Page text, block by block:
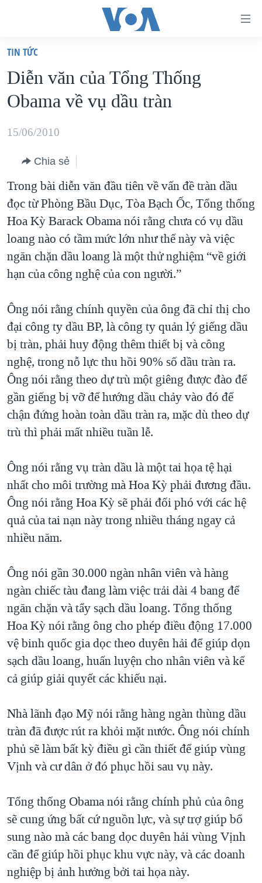
truy
cập
Tới
dung
chính
điều
hướng
chính
Đi
tới
"Tìm"
VIỆT NAM
HOA KỲ
BIỂN ĐÔNG
BLOG
DIỄN ĐÀN
MỤC
TỰ DO BÁO CHÍ
VẠCH TRẦN TIN GIẢ
NGƯỜI VIỆT HẢI NGOẠI
KINH TẾ
KHOA HỌC
SỨC KHOẺ
VĂN HOÁ
THỂ THAO
GIÁO DỤC
CHUYÊN ĐỀ
CHIẾN TRANH THƯƠNG MẠI CỦA MỸ: QUÁ KHỨ VÀ HIỆN
MỘT NĂM CHIẾN TRANH TẠI DẢI GAZA
GIẢI MÃ VÀNH ĐAI & CON ĐƯỜNG
NGÀY TỊ NẠN THẾ GIỚI
TRỊNH VĨNH BÌNH - NGƯỜI HẠ 'BÊN THẮNG CUỘC'
GROUND ZERO – XƯA VÀ NAY
CHI PHÍ CHIẾN TRANH AFGHANISTAN
CÁC GIÁ TRỊ CỘNG HÒA Ở VIỆT NAM
TRỊNH VĨNH BÌNH VS. CHÍNH PHỦ VIỆT NAM
NGƯ DÂN VIỆT VÀ LÀN SÓNG TRỘM HẢI SÂM
BÊN KIA QUỐC LỘ: TIẾNG VỌNG TỪ NÔNG THÔN MỸ
QUAN HỆ VIỆT MỸ
HỌC TIẾNG ANH
VIDEO
MẠNG XÃ HỘI
Ngôn ngữ khác
TIN TỨC
Diễn văn của Tổng Thống
Obama về vụ dầu tràn
15/06/2010
Chia sẻ
Trong bài diễn văn đầu tiên về vấn đề tràn dầu
đọc từ Phòng Bầu Dục, Tòa Bạch Ốc, Tổng thống
Hoa Kỳ Barack Obama nói rằng chưa có vụ dầu
loang nào có tầm mức lớn như thế này và việc
ngăn chặn dầu loang là một thử nghiệm “về giới
hạn của công nghệ của con người.”
Ông nói rằng chính quyền của ông đã chỉ thị cho
đại công ty dầu BP, là công ty quản lý giếng dầu
bị tràn, phải huy động thêm thiết bị và công
nghệ, trong nỗ lực thu hồi 90% số dầu tràn ra.
Ông nói rằng theo dự trù một giêng được đào để
gần giếng bị vỡ để hướng dầu chảy vào đó để
chận đứng hoàn toàn dầu tràn ra, mặc dù theo dự
trù thì phải mất nhiều tuần lễ.
Ông nói rằng vụ tràn dầu là một tai họa tệ hại
nhất cho môi trường mà Hoa Kỳ phải đương đầu.
Ông nói rằng Hoa Kỳ sẽ phải đối phó với các hệ
quả của tai nạn này trong nhiều tháng ngay cả
nhiều năm.
Ông nói gần 30.000 ngàn nhân viên và hàng
ngàn chiếc tàu đang làm việc trải dài 4 bang để
ngăn chặn và tẩy sạch dầu loang. Tổng thống
Hoa Kỳ nói rằng ông cho phép điều động 17.000
vệ binh quốc gia dọc theo duyên hải để giúp dọn
sạch dầu loang, huấn luyện cho nhân viên và kể
cả giúp giải quyết các khiếu nại.
Nhà lãnh đạo Mỹ nói rằng hàng ngàn thùng dầu
tràn đã được rút ra khỏi mặt nước. Ông nói chính
phủ sẽ làm bất kỳ điều gì cần thiết để giúp vùng
Vịnh và cư dân ở đó phục hồi sau vụ này.
Tổng thống Obama nói rằng chính phủ của ông
sẽ cung ứng bất cứ nguồn lực, và sự trợ giúp bổ
sung nào mà các bang dọc duyên hải vùng Vịnh
cần để giúp hồi phục khu vực này, và các doanh
nghiệp bị ảnh hưởng bởi tai họa này.